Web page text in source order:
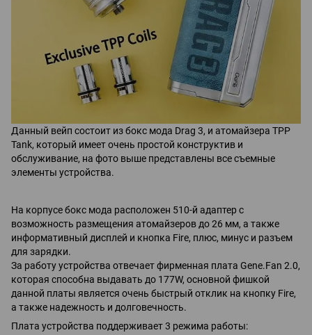
Данный вейп состоит из бокс мода Drag 3, и атомайзера TPP
Tank, который имеет очень простой конструктив и
обслуживание, на фото выше представлены все съемные
элементы устройства.
На корпусе бокс мода расположен 510-й адаптер с
возможность размещения атомайзеров до 26 мм, а также
информативный дисплей и кнопка Fire, плюс, минус и разъем
для зарядки.
За работу устройства отвечает фирменная плата Gene.Fan 2.0,
которая способна выдавать до 177W, основной фишкой
данной платы является очень быстрый отклик на кнопку Fire,
а также надежность и долговечность.
Плата устройства поддерживает 3 режима работы: